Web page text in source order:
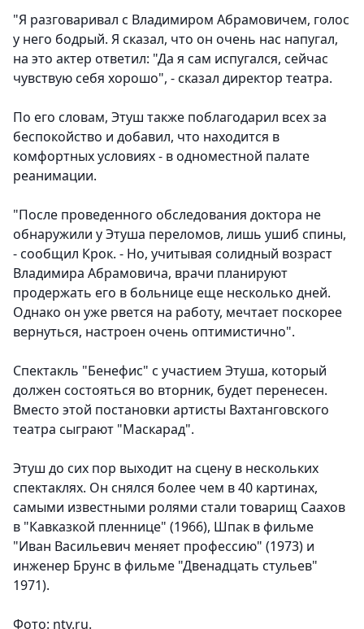
"Я разговаривал с Владимиром Абрамовичем, голос
у него бодрый. Я сказал, что он очень нас напугал,
на это актер ответил: "Да я сам испугался, сейчас
чувствую себя хорошо", - сказал директор театра.
По его словам, Этуш также поблагодарил всех за
беспокойство и добавил, что находится в
комфортных условиях - в одноместной палате
реанимации.
"После проведенного обследования доктора не
обнаружили у Этуша переломов, лишь ушиб спины,
- сообщил Крок. - Но, учитывая солидный возраст
Владимира Абрамовича, врачи планируют
продержать его в больнице еще несколько дней.
Однако он уже рвется на работу, мечтает поскорее
вернуться, настроен очень оптимистично".
Спектакль "Бенефис" с участием Этуша, который
должен состояться во вторник, будет перенесен.
Вместо этой постановки артисты Вахтанговского
театра сыграют "Маскарад".
Этуш до сих пор выходит на сцену в нескольких
спектаклях. Он снялся более чем в 40 картинах,
самыми известными ролями стали товарищ Саахов
в "Кавказкой пленнице" (1966), Шпак в фильме
"Иван Васильевич меняет профессию" (1973) и
инженер Брунс в фильме "Двенадцать стульев"
1971).
Фото: ntv.ru.